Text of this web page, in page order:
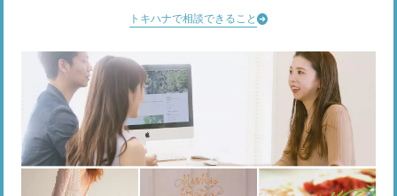
トキハナで相談できること